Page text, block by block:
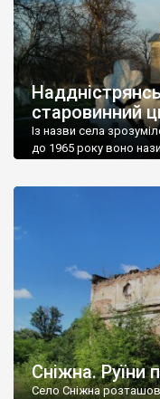
старовинний
Із назви села
до 1965 року воно
Наддністрянське
сіл. У селі є
Сніжна. Руїни
Село Сніжна